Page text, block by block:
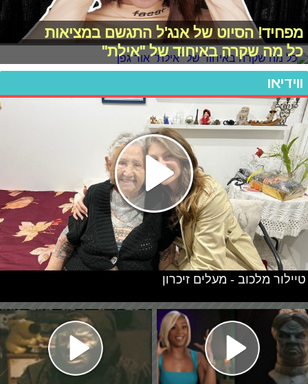
מפחיד! הסיוט של אנג'ל התגשם במציאות
כל מה שקרה באיחוד של "אילת"
ווידיאו
טיילור מלכוב - מעלים זיכרון